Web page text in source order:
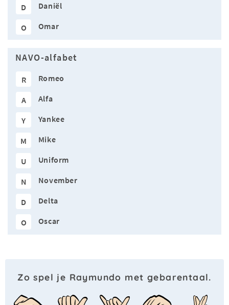
D Daniël
O Omar
NAVO-alfabet
R Romeo
A Alfa
Y Yankee
M Mike
U Uniform
N November
D Delta
O Oscar
Zo spel je Raymundo met gebarentaal.